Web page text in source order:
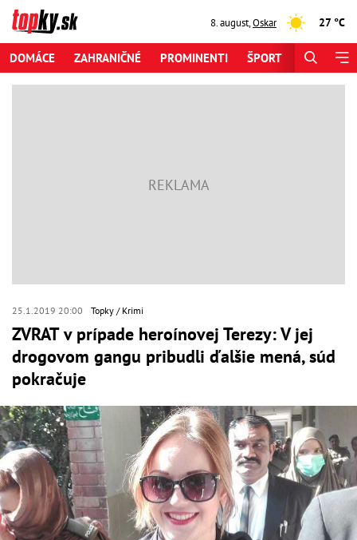
8. august,Oskar 27 °C
DOMÁCE ZAHRANIČNÉ PROMINENTI ŠPORT
25.1.2019 20:00 Topky Krimi
ZVRAT v prípade heroínovej Terezy: V jej
drogovom gangu pribudli ďalšie mená, súd
pokračuje